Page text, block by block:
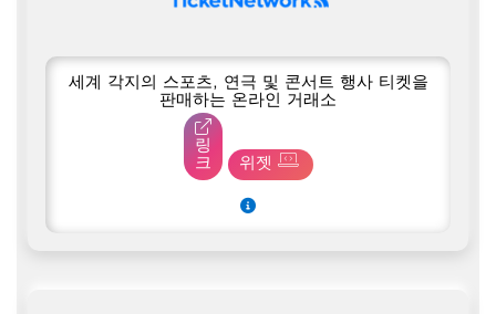
세계 각지의 스포츠, 연극 및 콘서트 행사 티켓을
판매하는 온라인 거래소
링
크
위젯